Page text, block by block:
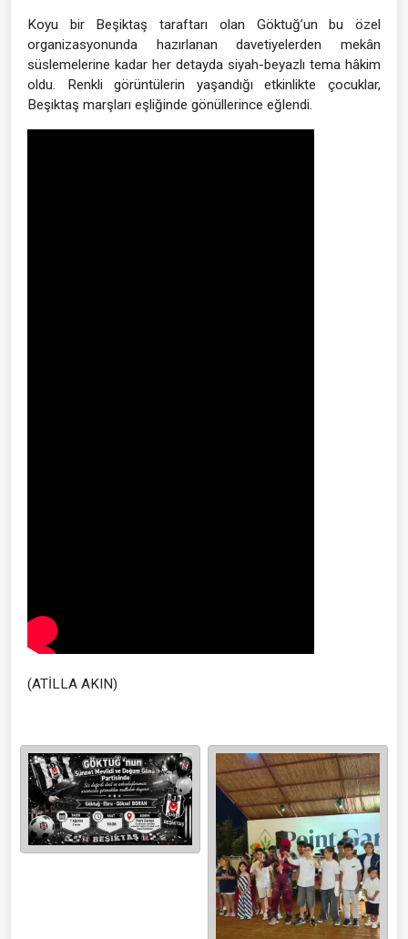
Koyu bir Beşiktaş taraftarı olan Göktuğ’un bu özel
organizasyonunda hazırlanan davetiyelerden mekân
süslemelerine kadar her detayda siyah-beyazlı tema hâkim
oldu. Renkli görüntülerin yaşandığı etkinlikte çocuklar,
Beşiktaş marşları eşliğinde gönüllerince eğlendi.
(ATİLLA AKIN)